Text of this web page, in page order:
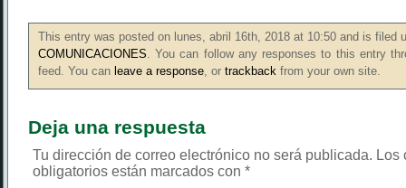
This entry was posted on lunes, abril 16th, 2018 at 10:50 and is filed
COMUNICACIONES. You can follow any responses to this entry
feed. You can leave a response, or trackback from your own site.
Deja una respuesta
Tu dirección de correo electrónico no será publicada. Los
obligatorios están marcados con *